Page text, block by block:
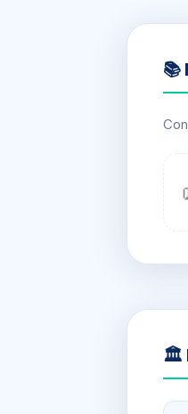
📍
📚
🏛